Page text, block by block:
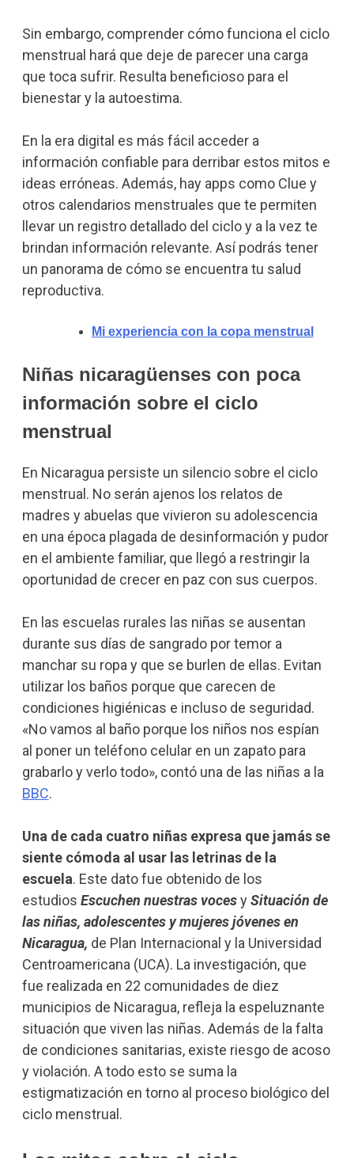
Sin embargo, comprender cómo funciona el ciclo
menstrual hará que deje de parecer una carga
que toca sufrir. Resulta beneficioso para el
bienestar y la autoestima.
En la era digital es más fácil acceder a
información confiable para derribar estos mitos e
ideas erróneas. Además, hay apps como Clue y
otros calendarios menstruales que te permiten
llevar un registro detallado del ciclo y a la vez te
brindan información relevante. Así podrás tener
un panorama de cómo se encuentra tu salud
reproductiva.
Mi experiencia con la copa menstrual
Niñas nicaragüenses con poca
información sobre el ciclo
menstrual
En Nicaragua persiste un silencio sobre el ciclo
menstrual. No serán ajenos los relatos de
madres y abuelas que vivieron su adolescencia
en una época plagada de desinformación y pudor
en el ambiente familiar, que llegó a restringir la
oportunidad de crecer en paz con sus cuerpos.
En las escuelas rurales las niñas se ausentan
durante sus días de sangradopor temor a
manchar su ropa y que se burlen de ellas. Evitan
utilizar los baños porque que carecen de
condiciones higiénicas e incluso de seguridad.
«No vamos al baño porque los niños nos espían
al poner un teléfono celular en un zapato para
grabarlo y verlo todo», contó una de las niñas a la
BBC.
Una de cada cuatro niñas expresa que jamás se
siente cómoda al usar las letrinas de la
escuela. Este dato fue obtenido de los
estudios Escuchen nuestras vocesySituación de
las niñas, adolescentes y mujeres jóvenes en
Nicaragua, de Plan Internacional y la Universidad
Centroamericana (UCA). La investigación, que
fue realizada en 22 comunidades de diez
municipios de Nicaragua, refleja la espeluznante
situación que viven las niñas. Además de la falta
de condiciones sanitarias, existe riesgo de acoso
y violación. A todo esto se suma la
estigmatización en torno al proceso biológico del
ciclo menstrual.